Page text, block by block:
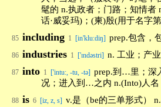
髦的 n.执政者；门路；知情者
话·威妥玛)；(柬)殷(用于名字
85 including 1 [in'klu:diŋ] prep.包含，
86 industries 1 ['ɪndəstri] n. 工业；产
87 into 1 ['intu:, -tu, -tə] prep.到…里；
况；进入到…之内 n.(Into)人名
88 is 6 [iz, z, s] v.是（be的三单形式）